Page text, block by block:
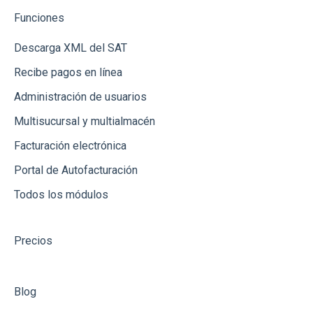
Reportes
Recepción de Mercancia
Catálogos
Conceptos de Venta
Usuarios
Productos
Integración vía Zapier
Funciones
Descarga XML del SAT
Recibe pagos en línea
Administración de usuarios
Multisucursal y multialmacén
Facturación electrónica
Portal de Autofacturación
Todos los módulos
Precios
Blog